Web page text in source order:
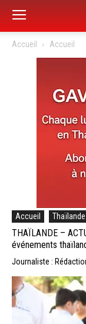
Accueil Accueil
Accueil Thaïlande
THAÏLANDE –
événements
Journaliste :